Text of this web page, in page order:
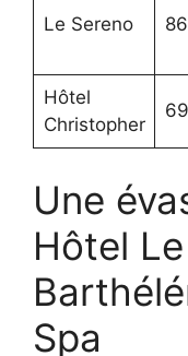
Le Sereno
Hôtel
Christopher
Une
Hôtel
Spa